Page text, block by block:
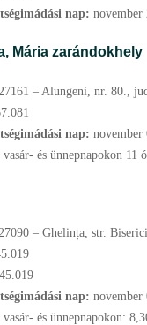
nap: november
Mária zarándokhely
– Alungeni, nr. 80.,
nap: november
vasár- és ünnepnapokon 11
– Ghelința, str.
nap: november
vasár- és ünnepnapokon: